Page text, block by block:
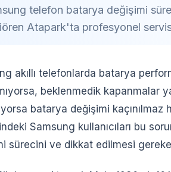
telefon batarya değişimi
Atapark'ta profesyonel
akıllı telefonlarda batarya
beklenmedik kapanmalar
batarya değişimi
Samsung kullanıcıları bu
sürecini ve dikkat edilmesi